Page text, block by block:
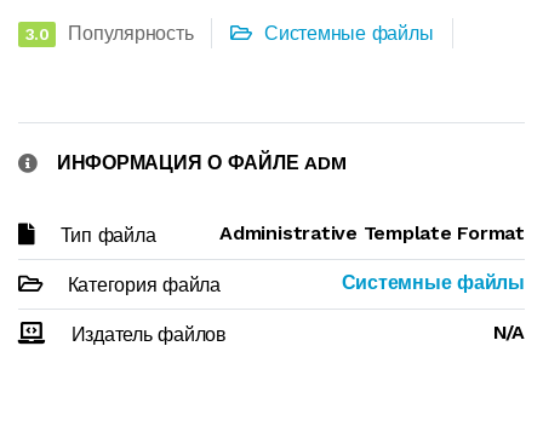
3.0 Популярность Системные файлы
ИНФОРМАЦИЯ О ФАЙЛЕ ADM
Тип файла Administrative Template Format
Категория файла Системные файлы
Издатель файлов N/A